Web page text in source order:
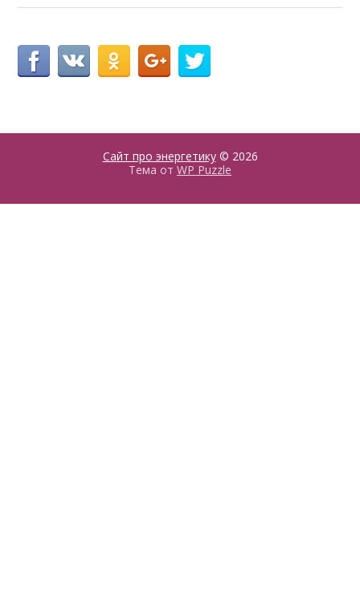
Сайт про энергетику© 2026
Тема от WP Puzzle